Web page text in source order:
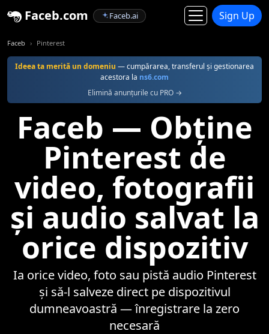
Faceb.com Faceb.ai Sign Up
Faceb Pinterest
Ideea ta merită un domeniu — cumpărarea, transferul şi gestionarea
acestora la ns6.com
Elimină anunțurile cu PRO →
Faceb — Obține
Pinterest de
video, fotografii
și audio salvat la
orice dispozitiv
Ia orice video, foto sau pistă audio Pinterest
și să-l salveze direct pe dispozitivul
dumneavoastră — înregistrare la zero
necesară